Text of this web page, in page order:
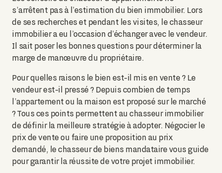
s’arrêtent pas à l’estimation du bien immobilier. Lors
de ses recherches et pendant les visites, le chasseur
immobilier a eu l’occasion d’échanger avec le vendeur.
Il sait poser les bonnes questions pour déterminer la
marge de manœuvre du propriétaire.
Pour quelles raisons le bien est-il mis en vente ? Le
vendeur est-il pressé ? Depuis combien de temps
l’appartement ou la maison est proposé sur le marché
? Tous ces points permettent au chasseur immobilier
de définir la meilleure stratégie à adopter. Négocier le
prix de vente ou faire une proposition au prix
demandé, le chasseur de biens mandataire vous guide
pour garantir la réussite de votre projet immobilier.